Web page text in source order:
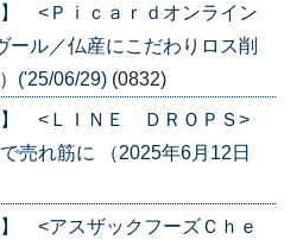
<Ｐｉｃａｒｄオンライン
ル／仏産にこだわりロス削
('25/06/29) (0832)
】 <ＬＩＮＥ ＤＲＯＰＳ>
売れ筋に （2025年6月12日
<アスザックフーズＣｈｅ